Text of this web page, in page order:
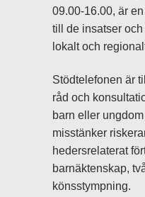
09.00-16.00, är
till de insatser
lokalt och
Stödtelefonen är
råd och
barn eller
misstänker
hedersrelaterat
barnäktenskap,
könsstympning.